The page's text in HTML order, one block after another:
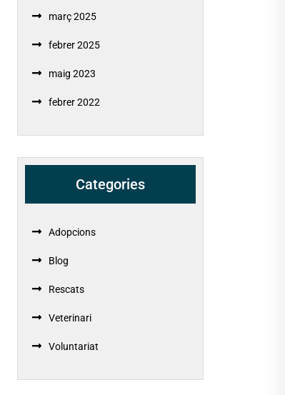
març 2025
febrer 2025
maig 2023
febrer 2022
Categories
Adopcions
Blog
Rescats
Veterinari
Voluntariat